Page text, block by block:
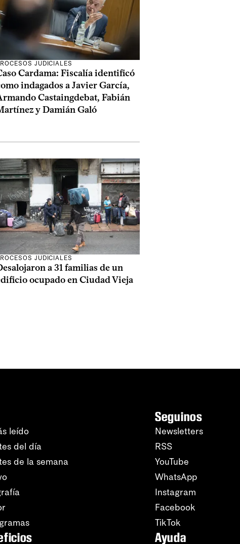
JUDICIALES
Cardama: Fiscalía identificó
indagados a Javier García,
Castaingdebat, Fabián
y Damián Galó
JUDICIALES
a 31 familias de un
ocupado en Ciudad Vieja
leído
del día
de la semana
Seguinos
Newsletters
RSS
YouTube
WhatsApp
Instagram
Facebook
TikTok
Ayuda